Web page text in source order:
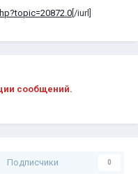
[/iurl]
сообщений.
Подписчики 0